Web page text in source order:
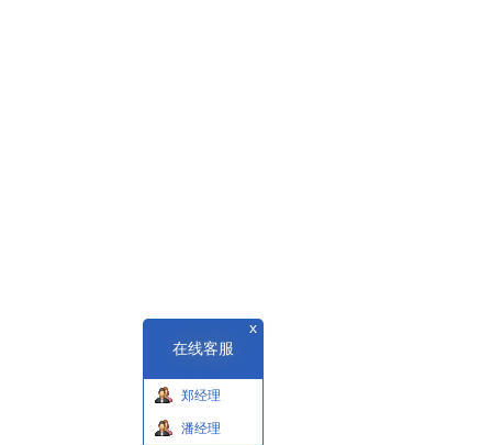
在线客服
x
郑经理
潘经理